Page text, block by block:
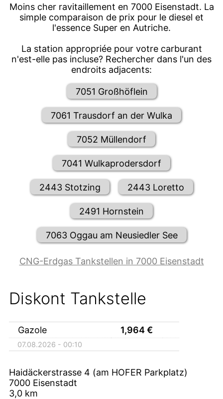
Moins cher ravitaillement en 7000 Eisenstadt. La
simple comparaison de prix pour le diesel et
l'essence Super en Autriche.
La station appropriée pour votre carburant
n'est-elle pas incluse? Rechercher dans l'un des
endroits adjacents:
7051 Großhöflein
7061 Trausdorf an der Wulka
7052 Müllendorf
7041 Wulkaprodersdorf
2443 Stotzing 2443 Loretto
2491 Hornstein
7063 Oggau am Neusiedler See
CNG-Erdgas Tankstellen in 7000 Eisenstadt
Diskont Tankstelle
Gazole 1,964€
07.08.2026 - 00:10
Haidäckerstrasse 4 (am HOFER Parkplatz)
7000 Eisenstadt
3,0 km